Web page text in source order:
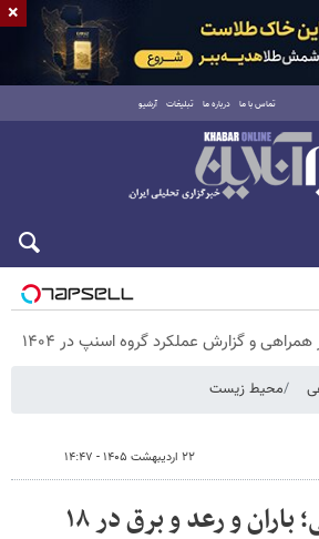
تماس با ما درباره ما تبلیغات آرشیو
۱۴۰۵
و گزارش عملکرد گروه اسنپ در ۱۴۰۴
محیط زیست
۲۲ اردیبهشت ۱۴۰۵ - ۱۴:۴۷
هشدار هواشناسی؛ باران و رعد و برق در ۱۸
×